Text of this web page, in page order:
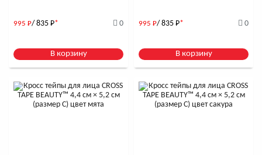
995 Р/ 835 Р* 0
В корзину
995 Р/ 835 Р* 0
В корзину